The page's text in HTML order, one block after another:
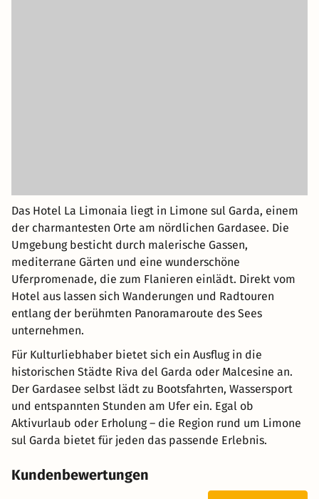
Das Hotel La Limonaia liegt in Limone sul Garda, einem
der charmantesten Orte am nördlichen Gardasee. Die
Umgebung besticht durch malerische Gassen,
mediterrane Gärten und eine wunderschöne
Uferpromenade, die zum Flanieren einlädt. Direkt vom
Hotel aus lassen sich Wanderungen und Radtouren
entlang der berühmten Panoramaroute des Sees
unternehmen.
Für Kulturliebhaber bietet sich ein Ausflug in die
historischen Städte Riva del Garda oder Malcesine an.
Der Gardasee selbst lädt zu Bootsfahrten, Wassersport
und entspannten Stunden am Ufer ein. Egal ob
Aktivurlaub oder Erholung – die Region rund um Limone
sul Garda bietet für jeden das passende Erlebnis.
Kundenbewertungen